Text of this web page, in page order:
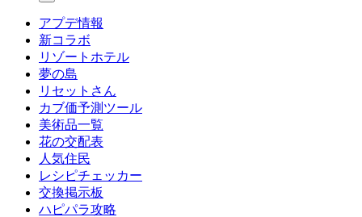
アプデ情報
新コラボ
リゾートホテル
夢の島
リセットさん
カブ価予測ツール
美術品一覧
花の交配表
人気住民
レシピチェッカー
交換掲示板
ハピパラ攻略